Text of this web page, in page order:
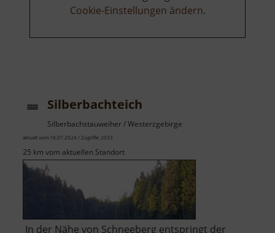
Cookie-Einstellungen ändern.
Silberbachteich
Silberbachstauweiher / Westerzgebirge
aktuell vom 18.07.2024 / Zugriffe: 2033
25 km vom aktuellen Standort
In der Nähe von Schneeberg entspringt der